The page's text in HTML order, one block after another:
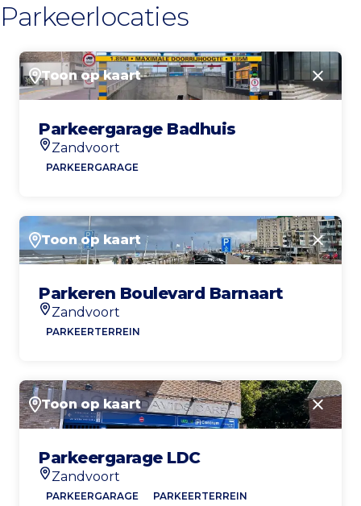
Parkeerlocaties
Toon op kaart
Parkeergarage Badhuis
Locatie
Zandvoort
PARKEERGARAGE
Toon op kaart
Parkeren Boulevard Barnaart
Locatie
Zandvoort
PARKEERTERREIN
Toon op kaart
Parkeergarage LDC
Locatie
Zandvoort
PARKEERGARAGE PARKEERTERREIN